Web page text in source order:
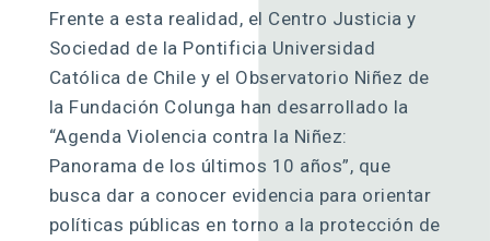
Frente a esta realidad, el Centro Justicia y
Sociedad de la Pontificia Universidad
Católica de Chile y el Observatorio Niñez de
la Fundación Colunga han desarrollado la
“Agenda Violencia contra la Niñez:
Panorama de los últimos 10 años”, que
busca dar a conocer evidencia para orientar
políticas públicas en torno a la protección de